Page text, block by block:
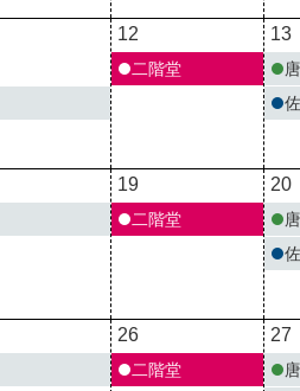
12
二階堂
13
19
二階堂
20
26
二階堂
27